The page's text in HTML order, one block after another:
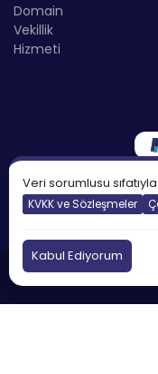
Domain
Vekillik
Hizmeti
©2026
Veri sorumlusu
KVKK ve Sözleşmeler
Kabul Ediyorum